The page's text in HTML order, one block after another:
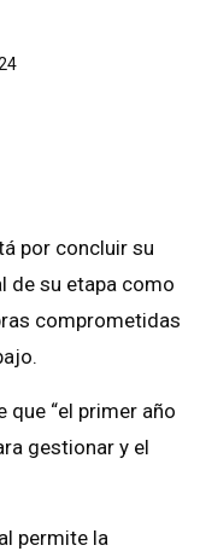
por concluir su
de su etapa como
comprometidas
que “el primer año
gestionar y el
permite la